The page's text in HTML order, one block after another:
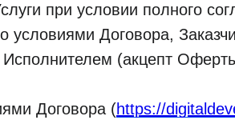
при условии полного
условиями Договора,
(акцепт
Договора (https://